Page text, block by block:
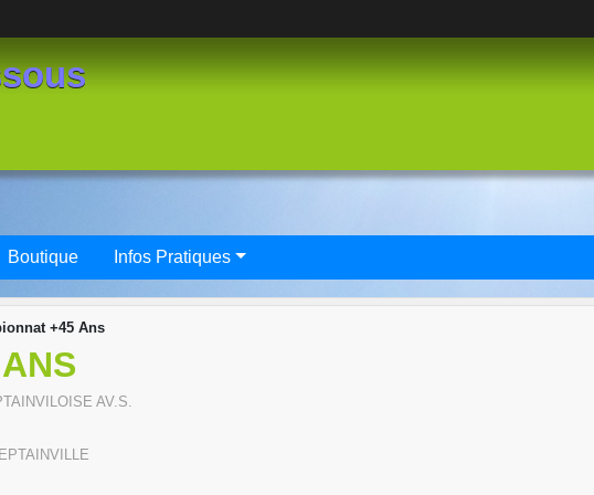
Boutique Infos Pratiques
+45 Ans
AV.S.